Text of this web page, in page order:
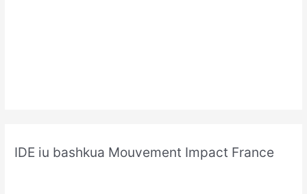
IDE iu bashkua Mouvement Impact France